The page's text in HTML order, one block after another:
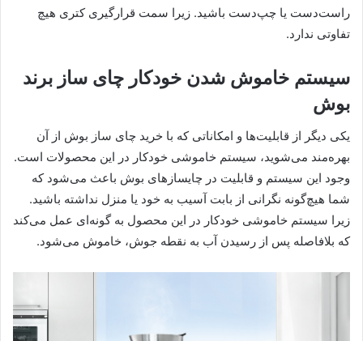
راست‌دست یا چپ‌دست باشید. زیرا سمت قرارگیری کتری هیچ
تفاوتی ندارد.
سیستم خاموش شدن خودکار چای ساز برند
بوش
یکی دیگر از قابلیت‌ها و امکاناتی که با خرید چای ساز بوش از آن
بهره‌مند می‌شوید، سیستم خاموشی خودکار در این محصولات است.
وجود این سیستم و قابلیت در چایسازهای بوش باعث می‌شود که
شما هیچ‌گونه نگرانی از بابت آسیب به خود یا منزل نداشته باشید.
زیرا سیستم خاموشی خودکار در این محصول به گونه‌ای عمل می‌کند
که بلافاصله پس از رسیدن آب به نقطه جوش، خاموش می‌شود.